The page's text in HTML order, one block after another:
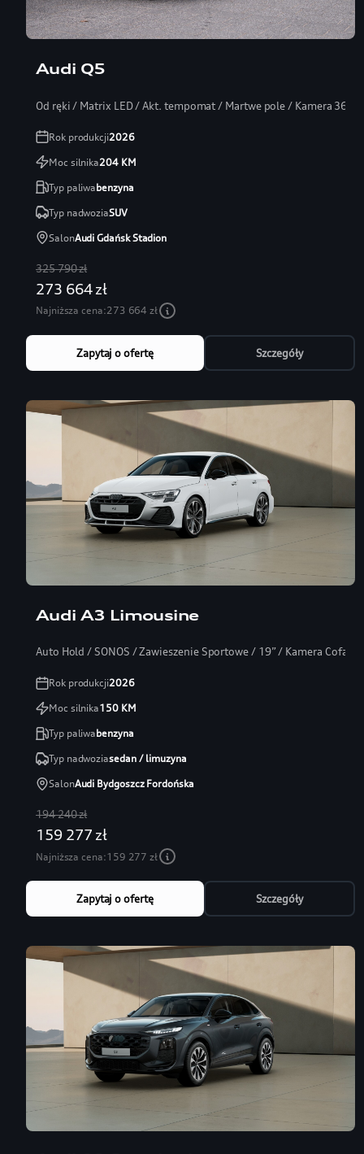
Audi Q5
Od ręki / Matrix LED / Akt. tempomat / Martwe pole / Kamera 360
Rok produkcji2026
Moc silnika204KM
Typ paliwabenzyna
Typ nadwoziaSUV
SalonAudi Gdańsk Stadion
325 790 zł
273 664 zł
Najniższa cena:273 664 zł
Zapytaj o ofertę Szczegóły
Audi A3 Limousine
Auto Hold / SONOS / Zawieszenie Sportowe / 19” / Kamera Cofania
Rok produkcji2026
Moc silnika150KM
Typ paliwabenzyna
Typ nadwoziasedan / limuzyna
SalonAudi Bydgoszcz Fordońska
194 240 zł
159 277 zł
Najniższa cena:159 277 zł
Zapytaj o ofertę Szczegóły